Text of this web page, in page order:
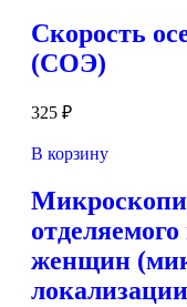
Скорость
(СОЭ)
325 ₽
В корзину
женщин
локализации